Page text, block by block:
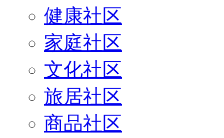
健康社区
家庭社区
文化社区
旅居社区
商品社区